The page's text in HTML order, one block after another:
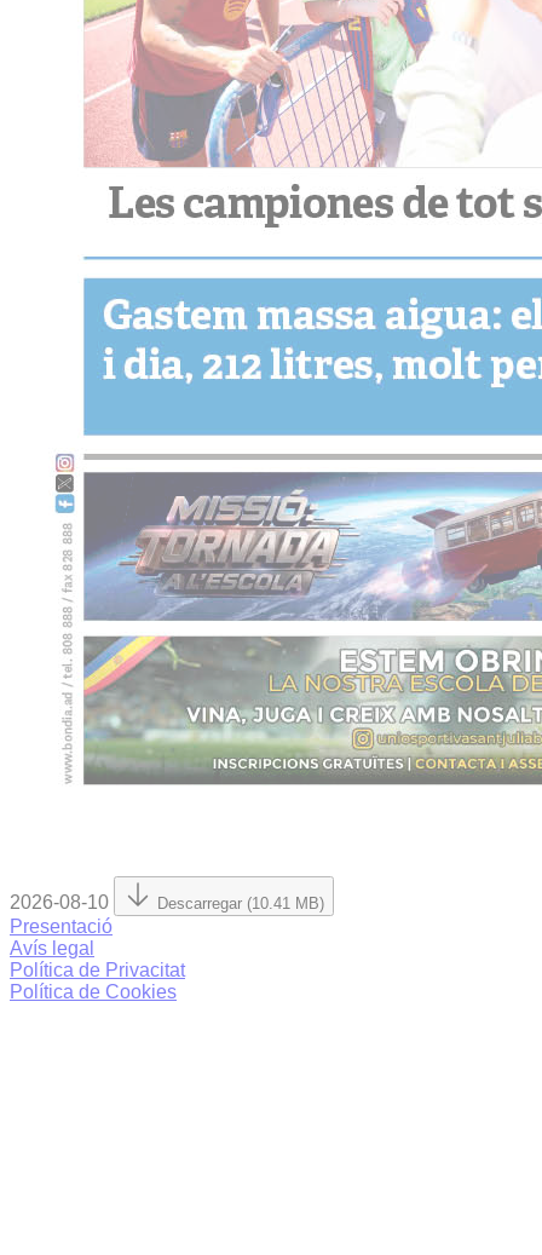
2026-08-10 Descarregar (10.41 MB)
Presentació
Avís legal
Política de Privacitat
Política de Cookies